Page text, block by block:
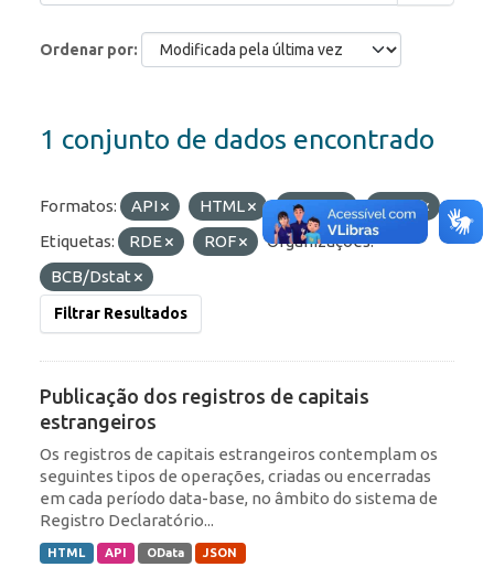
Ordenar por
1 conjunto de dados encontrado
Formatos: API HTML OData
JSON
Etiquetas:
RDE ROF
Organizações:
BCB/Dstat
Filtrar Resultados
Publicação dos registros de capitais
estrangeiros
Os registros de capitais estrangeiros contemplam os
seguintes tipos de operações, criadas ou encerradas
em cada período data-base, no âmbito do sistema de
Registro Declaratório...
HTML API OData JSON